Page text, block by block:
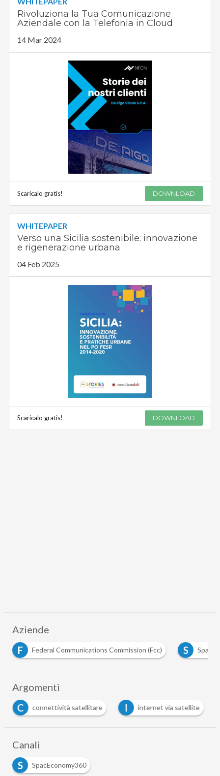
Rivoluziona la Tua Comunicazione
Aziendale con la Telefonia in Cloud
14 Mar 2024
Scaricalo gratis! DOWNLOAD
WHITEPAPER
Verso una Sicilia sostenibile: innovazione
e rigenerazione urbana
04 Feb 2025
Scaricalo gratis! DOWNLOAD
Aziende
F
Federal Communications Commission (Fcc) S SpaceX
Argomenti
C
connettività satellitare I internet via satellite
Canali
S
SpacEconomy360